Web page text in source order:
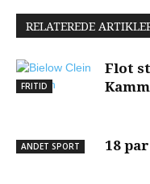
RELATEREDE
FRITID
Flot
ANDET SPORT 18